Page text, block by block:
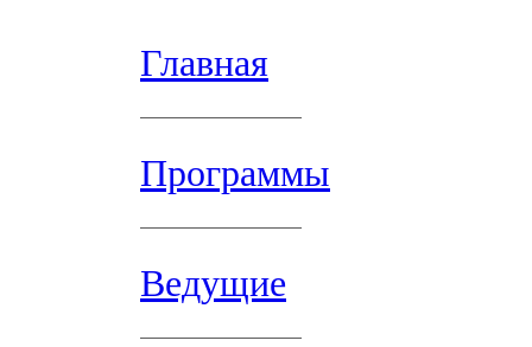
Главная
Программы
Ведущие